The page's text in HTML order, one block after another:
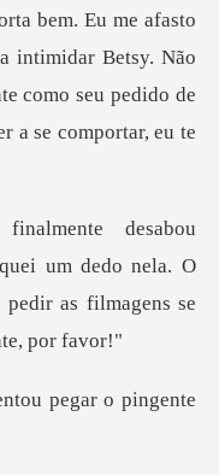
me afasto
intimidar Betsy. Não
um dedo nela. O
ped
pegar